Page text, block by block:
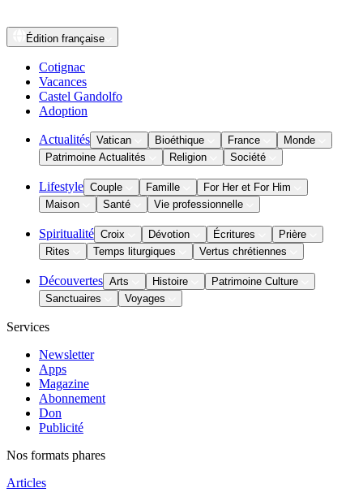
Édition française
Cotignac
Vacances
Castel Gandolfo
Adoption
Actualités Vatican Bioéthique France
Monde
Patrimoine Actualités
Religion Société
Lifestyle Couple Famille
For Her et For Him
Maison
Santé Vie professionnelle
Spiritualité Croix Dévotion Écritures
Prière
Rites
Temps liturgiques Vertus chrétiennes
Découvertes Arts Histoire
Patrimoine Culture
Sanctuaires
Voyages
Services
Newsletter
Apps
Magazine
Abonnement
Don
Publicité
Nos formats phares
Articles